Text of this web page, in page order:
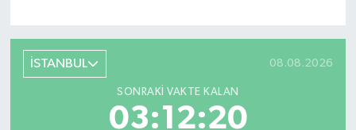
İSTANBUL 08.08.2026
SONRAKI VAKTE KALAN
03:12:19